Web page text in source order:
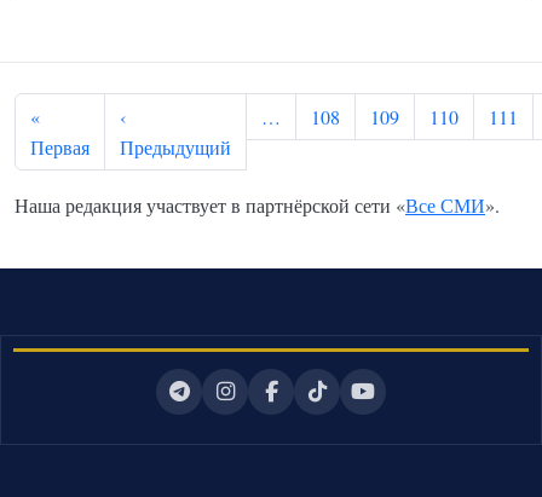
Нумерация страниц
«
ПерваяПервая страница
‹
Предыдущий Предыдущая страница
… 108 109 110 111
Наша редакция участвует в партнёрской сети «Все СМИ».